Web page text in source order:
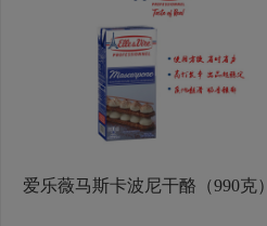
爱乐薇马斯卡波尼干酪（990克）